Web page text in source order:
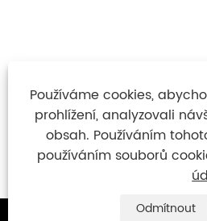
Používáme cookies,
prohlížení, analyzovali
obsah. Používáním
používáním souborů
Odmítnout